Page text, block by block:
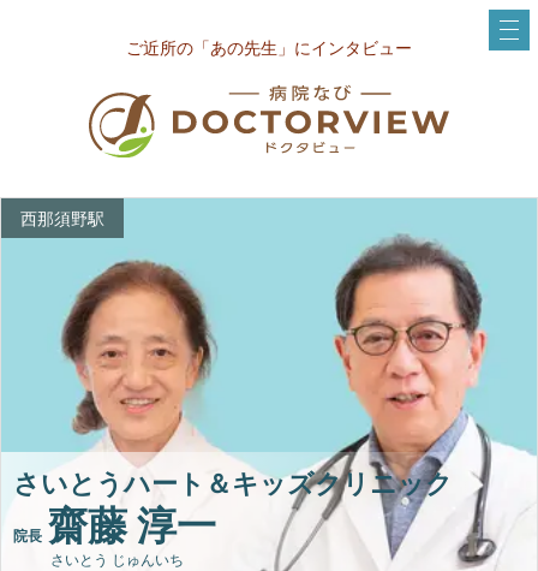
ご近所の「あの先生」にインタビュー
西那須野駅
さいとうハート＆キッズクリニック
院長 齋藤 淳一
さいとう じゅんいち